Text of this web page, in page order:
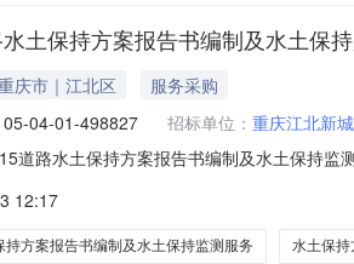
土保持方案报告书编制及水土保
庆市｜江北区
服务采购
04-01-498827 招标单位： 重庆江北新
道路水土保持方案报告书编制及水土保持
额说明:包干价9.1万元。选取时间:2023-
12:17
持方案报告书编制及水土保持监测服务 水土保持